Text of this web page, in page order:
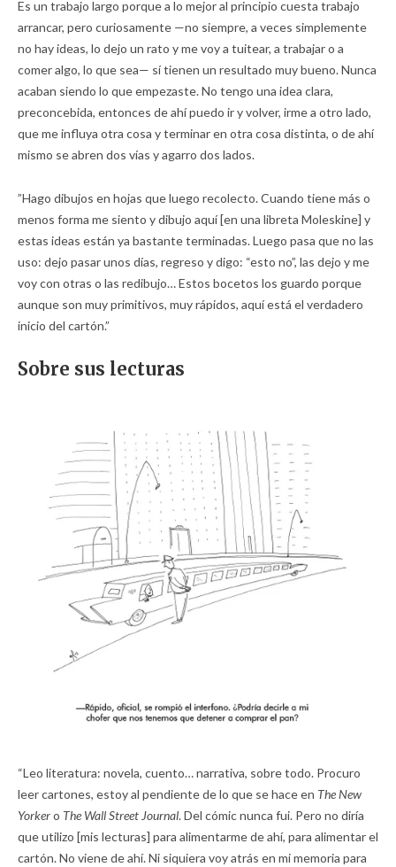
Es un trabajo largo porque a lo mejor al principio cuesta trabajo
arrancar, pero curiosamente —no siempre, a veces simplemente
no hay ideas, lo dejo un rato y me voy a tuitear, a trabajar o a
comer algo, lo que sea— sí tienen un resultado muy bueno. Nunca
acaban siendo lo que empezaste. No tengo una idea clara,
preconcebida, entonces de ahí puedo ir y volver, irme a otro lado,
que me influya otra cosa y terminar en otra cosa distinta, o de ahí
mismo se abren dos vías y agarro dos lados.
”Hago dibujos en hojas que luego recolecto. Cuando tiene más o
menos forma me siento y dibujo aquí [en una libreta Moleskine] y
estas ideas están ya bastante terminadas. Luego pasa que no las
uso: dejo pasar unos días, regreso y digo: “esto no”, las dejo y me
voy con otras o las redibujo… Estos bocetos los guardo porque
aunque son muy primitivos, muy rápidos, aquí está el verdadero
inicio del cartón.”
Sobre sus lecturas
“Leo literatura: novela, cuento… narrativa, sobre todo. Procuro
leer cartones, estoy al pendiente de lo que se hace en The New
Yorkero The Wall Street Journal. Del cómic nunca fui. Pero no diría
que utilizo [mis lecturas] para alimentarme de ahí, para alimentar el
cartón. No viene de ahí. Ni siquiera voy atrás en mi memoria para